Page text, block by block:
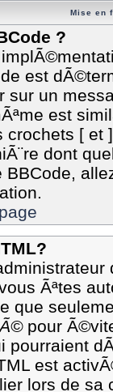
Mise en
?
est
sur un
est
crochets [
dont
BBCode,
Ãªtes
que
pour
pourraient
est
lors de sa